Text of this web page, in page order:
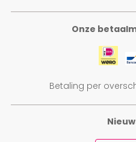
Onze
Betaling per